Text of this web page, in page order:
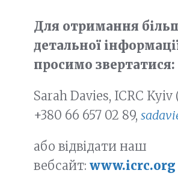
Для отримання
детальної
просимо звертатися:
Sarah Davies, ICRC Kyiv
+380 66 657 02 89,
або відвідати наш
вебсайт: www.icrc.org